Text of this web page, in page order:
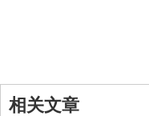
相关文章